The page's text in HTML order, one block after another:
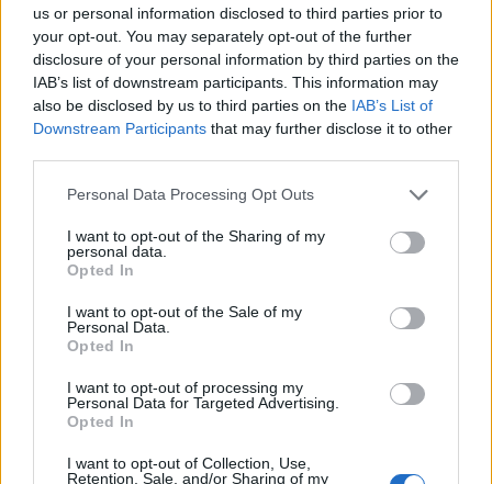
us or personal information disclosed to third parties prior to
your opt-out. You may separately opt-out of the further
disclosure of your personal information by third parties on the
IAB’s list of downstream participants. This information may
also be disclosed by us to third parties on the IAB’s List of
Downstream Participants that may further disclose it to other
Please note that this website/app uses one or more Google
not limited to your visit or usage behaviour. You may click to
grant or deny consent to Google and its third-party tags to
use your data for below specified purposes in below Google
consent section.
Personal Data Processing Opt Outs
I want to opt-out of the Sharing of my
personal data.
Opted In
I want to opt-out of the Sale of my
Personal Data.
Opted In
I want to opt-out of processing my
Personal Data for Targeted Advertising.
Opted In
I want to opt-out of Collection, Use,
Retention, Sale, and/or Sharing of my
Scopri Bressanone, la città più antica del Tirolo e la
sua affascinante storia
LUOGHI DA VEDERE